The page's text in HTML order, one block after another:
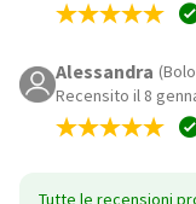
Alessandra
Recensito il 8
Tutte le recensioni